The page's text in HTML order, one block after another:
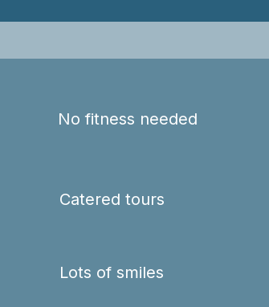
No fitness needed
Catered tours
Lots of smiles